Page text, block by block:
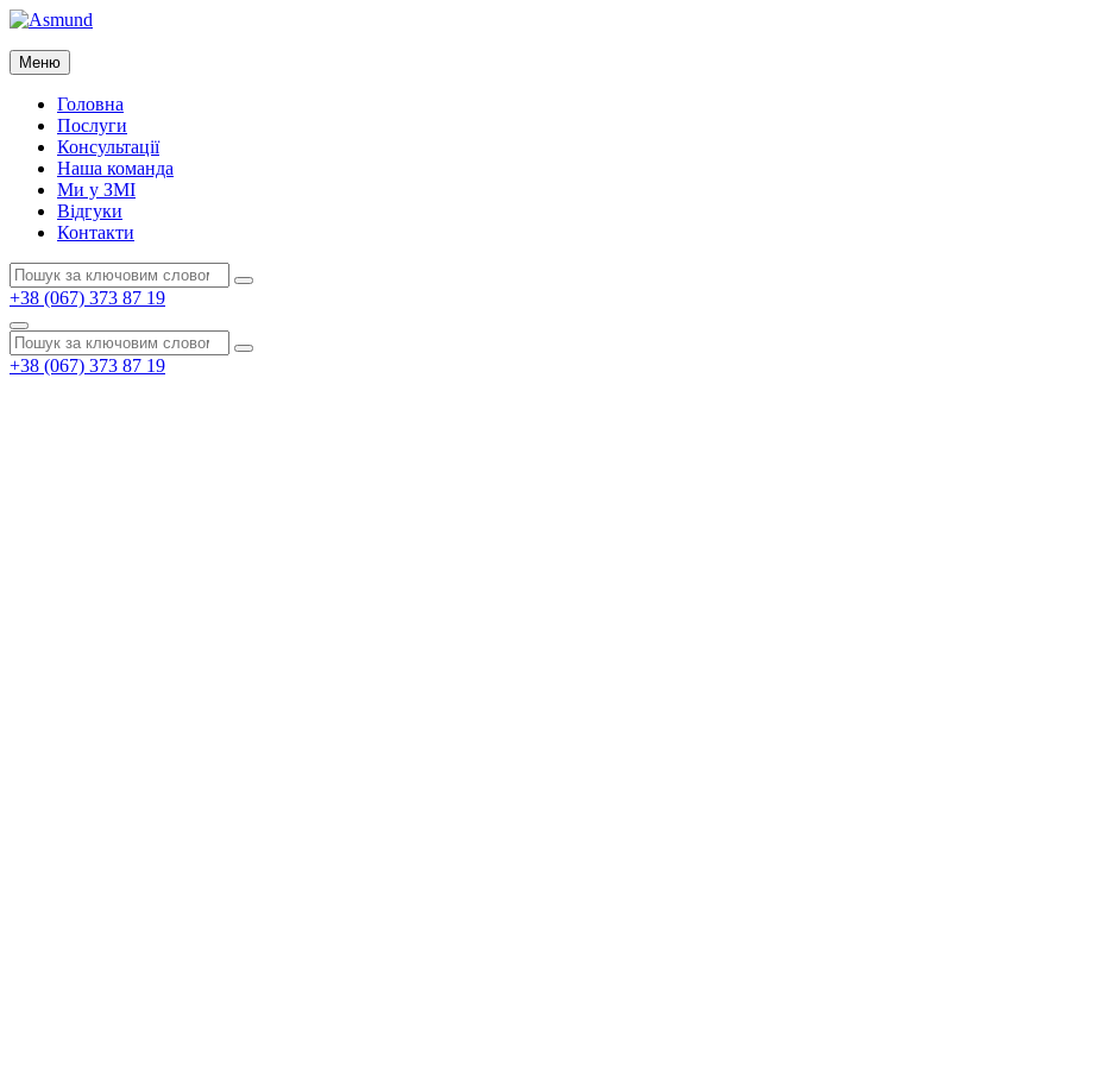
Перейти
вмісту
Asmund
Asmund
Меню
Головна
Послуги
Консультації
Наша команда
Ми у ЗМІ
Відгуки
Контакти
Пошук:
Пошук
+38 (067) 373 87 19
Пошук
Пошук:
Пошук
+38 (067) 373 87 19